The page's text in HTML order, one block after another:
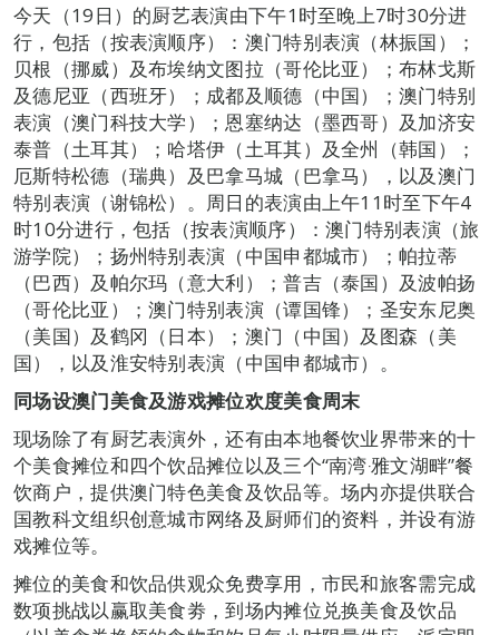
今天（19日）的厨艺表演由下午1时至晚上7时30分进
行，包括（按表演顺序）：澳门特别表演（林振国）；
贝根（挪威）及布埃纳文图拉（哥伦比亚）；布林戈斯
及德尼亚（西班牙）；成都及顺德（中国）；澳门特别
表演（澳门科技大学）；恩塞纳达（墨西哥）及加济安
泰普（土耳其）；哈塔伊（土耳其）及全州（韩国）；
厄斯特松德（瑞典）及巴拿马城（巴拿马），以及澳门
特别表演（谢锦松）。周日的表演由上午11时至下午4
时10分进行，包括（按表演顺序）：澳门特别表演（旅
游学院）；扬州特别表演（中国申都城市）；帕拉蒂
（巴西）及帕尔玛（意大利）；普吉（泰国）及波帕扬
（哥伦比亚）；澳门特别表演（谭国锋）；圣安东尼奥
（美国）及鹤冈（日本）；澳门（中国）及图森（美
国），以及淮安特别表演（中国申都城市）。
同场设澳门美食及游戏摊位欢度美食周末
现场除了有厨艺表演外，还有由本地餐饮业界带来的十
个美食摊位和四个饮品摊位以及三个“南湾‧雅文湖畔”餐
饮商户，提供澳门特色美食及饮品等。场内亦提供联合
国教科文组织创意城市网络及厨师们的资料，并设有游
戏摊位等。
摊位的美食和饮品供观众免费享用，市民和旅客需完成
数项挑战以赢取美食劵，到场内摊位兑换美食及饮品